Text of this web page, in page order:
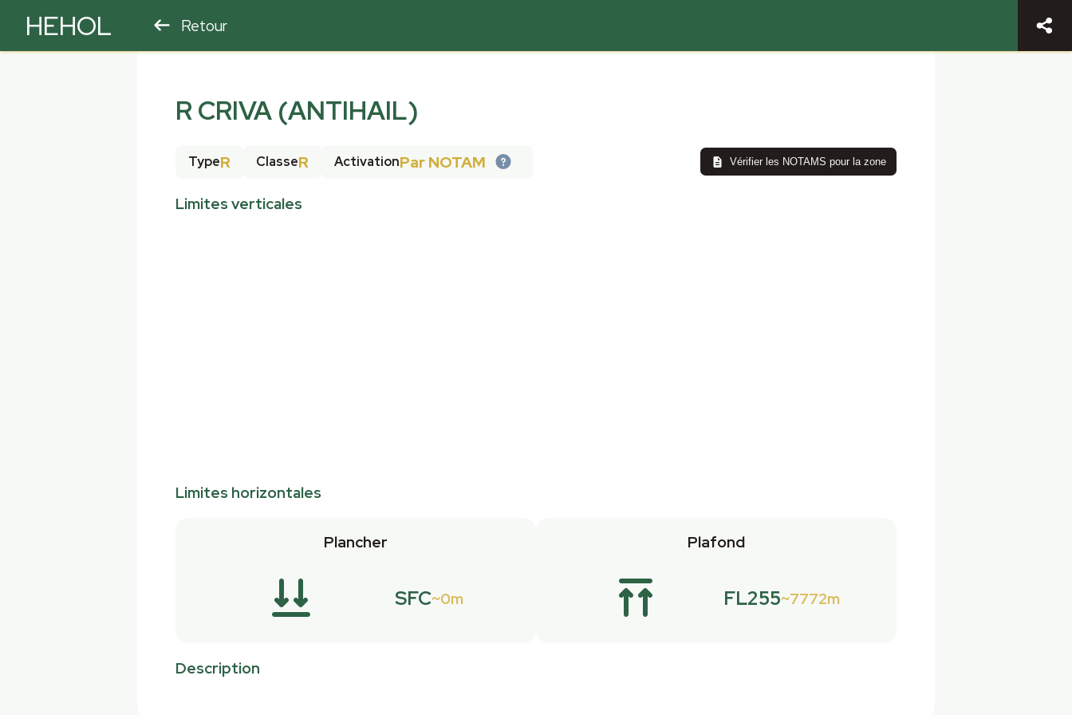
HEHOL Retour
R CRIVA (ANTIHAIL)
TypeR ClasseR ActivationPar NOTAM Vérifier les NOTAMS pour la zone
Limites verticales
Limites horizontales
Plancher
SFC 0m
Plafond
FL255 7772m
Description